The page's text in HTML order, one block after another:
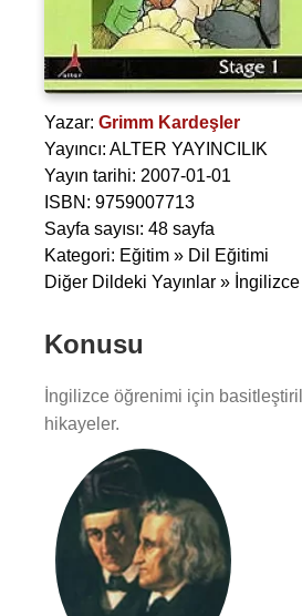
Yazar: Grimm Kardeşler
Yayıncı: ALTER YAYINCILIK
Yayın tarihi: 2007-01-01
ISBN: 9759007713
Sayfa sayısı: 48 sayfa
Kategori: Eğitim » Dil Eğitimi
Diğer Dildeki Yayınlar » İngilizce
Konusu
İngilizce öğrenimi için
hikayeler.